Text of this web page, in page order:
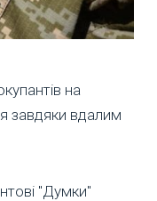
на
завдяки вдалим
"Думки"